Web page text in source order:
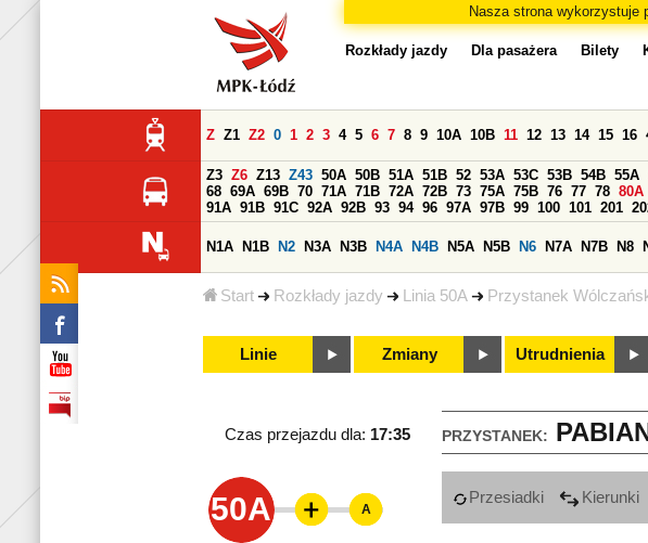
Nasza strona wykorzystuje
Start Rozkłady jazdy Linia 50A Przystanek
Rozkłady jazdy Dla pasażera Bilety
Z Z1 Z2 0 1 2 3 4 5 6 7 8 9 10A 10B 11 12 13 14 15 16
Z3 Z6 Z13 Z43 50A 50B 51A 51B 52 53A 53C 53B 54B 55A
68 69A 69B 70 71A 71B 72A 72B 73 75A 75B 76 77 78 80A
91A 91B 91C 92A 92B 93 94 96 97A 97B 99 100 101 201
N1A N1B N2 N3A N3B N4A N4B N5A N5B N6 N7A N7B N8
Linie Zmiany Utrudnienia
PRZYSTANEK:
Czas przejazdu dla: 17:35
50A Przesiadki Kierunki
A